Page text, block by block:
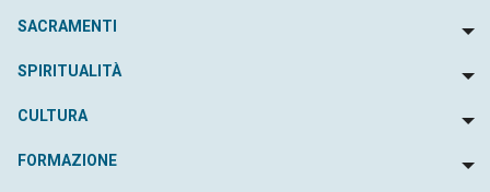
SACRAMENTI
SPIRITUALITÀ
CULTURA
FORMAZIONE